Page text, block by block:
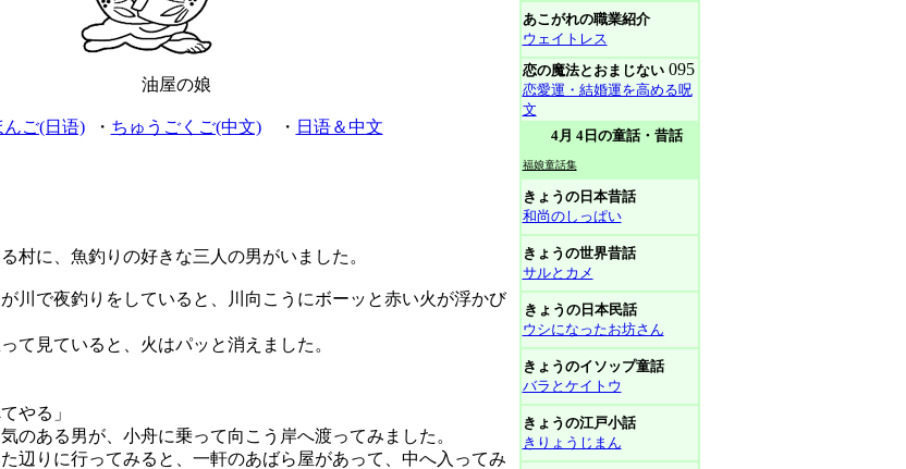
油屋の娘
んご(日语)・ ちゅうごくご(中文)・ 日语＆中文
村に、魚釣りの好きな三人の男がいました。
川で夜釣りをしていると、川向こうにボーッと赤い火が浮かび
て見ていると、火はパッと消えました。
やる」
のある男が、小舟に乗って向こう岸へ渡ってみました。
辺りに行ってみると、一軒のあばら屋があって、中へ入ってみ
あこがれの職業紹介
ウェイトレス
恋の魔法とおまじない095
恋愛運・結婚運を高める呪
文
4月 4日の童話・昔話
福娘童話集
きょうの日本昔話
和尚のしっぱい
きょうの世界昔話
サルとカメ
きょうの日本民話
ウシになったお坊さん
きょうのイソップ童話
バラとケイトウ
きょうの江戸小話
きりょうじまん